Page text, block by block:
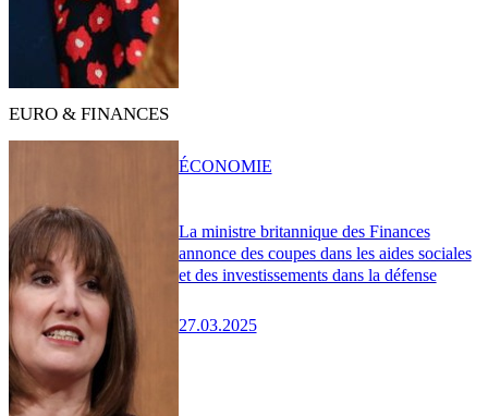
EURO & FINANCES
La ministre britannique des Finances
annonce des coupes dans les aides sociales
et des investissements dans la défense
27.03.2025
ÉCONOMIE